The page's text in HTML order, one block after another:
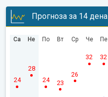
Прогноза за 14 дена
Са
24
Не
28
По
24
Вт
23
Ср
26
Че
32
Пе
32